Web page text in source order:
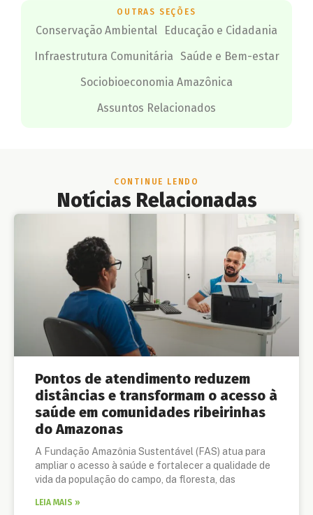
OUTRAS SEÇÕES
Conservação Ambiental
Educação e Cidadania
Infraestrutura Comunitária Saúde e Bem-estar
Sociobioeconomia Amazônica
Assuntos Relacionados
CONTINUE LENDO
Notícias Relacionadas
Pontos de atendimento reduzem
distâncias e transformam o acesso à
saúde em comunidades ribeirinhas
do Amazonas
A Fundação Amazônia Sustentável (FAS) atua para
ampliar o acesso à saúde e fortalecer a qualidade de
vida da população do campo, da floresta, das
LEIA MAIS »